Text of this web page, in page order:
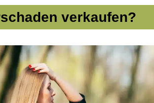
verkaufen?